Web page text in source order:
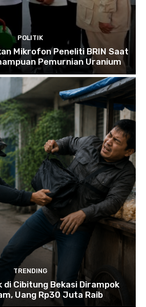
POLITIK
Mikrofon Peneliti BRIN Saat
Pemurnian Uranium
TRENDING
di Cibitung Bekasi Dirampok
Uang Rp30 Juta Raib